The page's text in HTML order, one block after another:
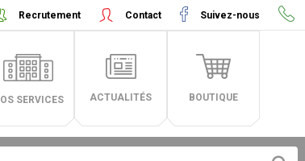
Recrutement Contact Suivez-nous
SERVICES ACTUALITÉS BOUTIQUE